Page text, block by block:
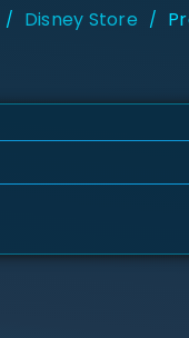
/ Disney Store /